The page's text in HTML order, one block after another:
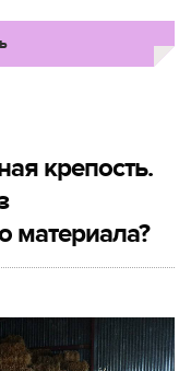
крепость.
материала?